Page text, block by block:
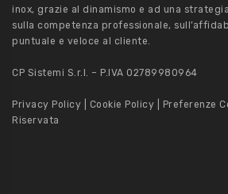
inox, grazie al dinamismo e ad una
sulla competenza professionale,
puntuale e veloce al cliente.
CP Sistemi S.r.l. – P.IVA 02789980964
Privacy Policy Cookie Policy Preferenze
Riservata